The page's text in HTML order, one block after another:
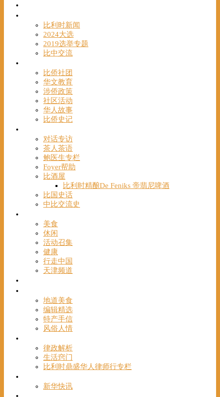
比利时新闻
2024大选
2019选举专题
比中交流
比侨社团
华文教育
涉侨政策
社区活动
华人故事
比侨史记
对话专访
茶人茶语
鲍医生专栏
Foyer帮助
比酒屋
比利时精酿De Feniks 帝翡尼啤酒
比国史话
中比交流史
美食
休闲
活动召集
健康
行走中国
天津频道
地道美食
编辑精选
特产手信
风俗人情
律政解析
生活窍门
比利时鼎盛华人律师行专栏
新华快讯